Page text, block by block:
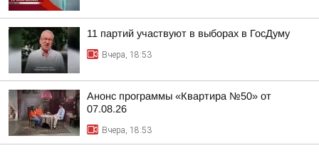
11 партий участвуют в выборах в ГосДуму
Вчера, 18:53
Анонс программы «Квартира №50» от
07.08.26
Вчера, 18:53